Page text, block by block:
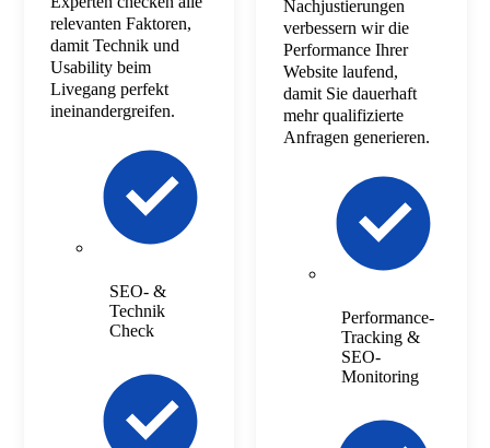
relevanten Faktoren,
damit Technik und
Usability beim
Livegang perfekt
ineinandergreifen.
SEO- &
Technik
Check
Nachjustierungen
verbessern wir die
Performance Ihrer
Website laufend,
damit Sie dauerhaft
mehr qualifizierte
Anfragen generieren.
Performance-
Tracking &
SEO-
Monitoring